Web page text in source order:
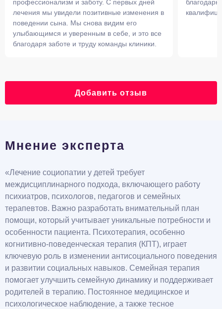
профессионализм и заботу. С первых дней
лечения мы увидели позитивные изменения в
поведении сына. Мы снова видим его
улыбающимся и уверенным в себе, и это все
благодаря заботе и труду команды клиники.
Добавить отзыв
Мнение эксперта
«Лечение социопатии у детей требует
междисциплинарного подхода, включающего работу
психиатров, психологов, педагогов и семейных
терапевтов. Важно разработать внимательный план
помощи, который учитывает уникальные потребности и
особенности пациента. Психотерапия, особенно
когнитивно-поведенческая терапия (КПТ), играет
ключевую роль в изменении антисоциального поведения
и развитии социальных навыков. Семейная терапия
помогает улучшить семейную динамику и поддерживает
родителей в терапию. Постоянное медицинское и
психологическое наблюдение, а также тесное